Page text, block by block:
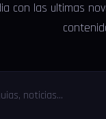
con las ultimas